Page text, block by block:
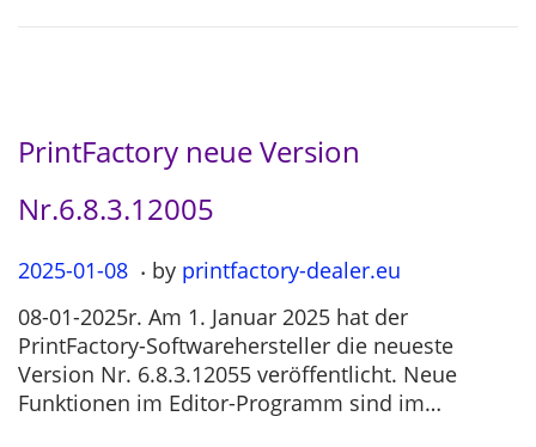
PrintFactory neue Version
Nr.6.8.3.12005
P
s
t
e
d
2025-01-08 2
2
5
-
0
. by printfactory-dealer.eu
08-01-2025r. Am 1. Januar 2025 hat der
PrintFactory-Softwarehersteller die neueste
Version Nr. 6.8.3.12055 veröffentlicht. Neue
Funktionen im Editor-Programm sind im…